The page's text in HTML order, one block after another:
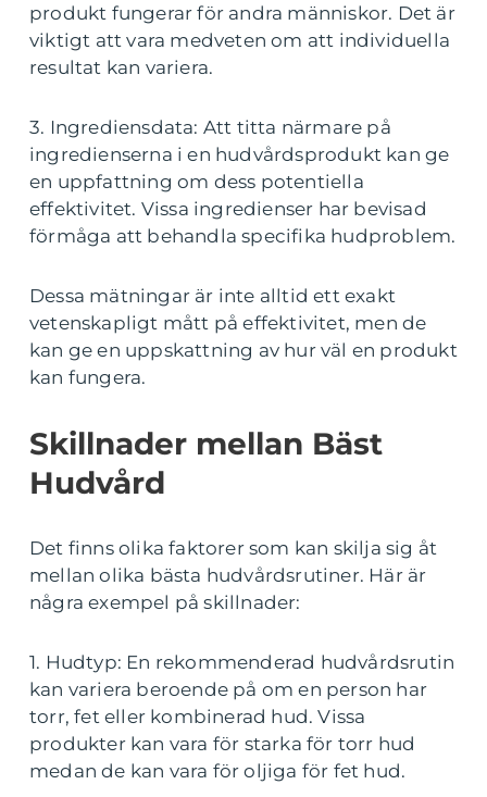
produkt fungerar för andra människor. Det är
viktigt att vara medveten om att individuella
resultat kan variera.
3. Ingrediensdata: Att titta närmare på
ingredienserna i en hudvårdsprodukt kan ge
en uppfattning om dess potentiella
effektivitet. Vissa ingredienser har bevisad
förmåga att behandla specifika hudproblem.
Dessa mätningar är inte alltid ett exakt
vetenskapligt mått på effektivitet, men de
kan ge en uppskattning av hur väl en produkt
kan fungera.
Skillnader mellan Bäst
Hudvård
Det finns olika faktorer som kan skilja sig åt
mellan olika bästa hudvårdsrutiner. Här är
några exempel på skillnader:
1. Hudtyp: En rekommenderad hudvårdsrutin
kan variera beroende på om en person har
torr, fet eller kombinerad hud. Vissa
produkter kan vara för starka för torr hud
medan de kan vara för oljiga för fet hud.